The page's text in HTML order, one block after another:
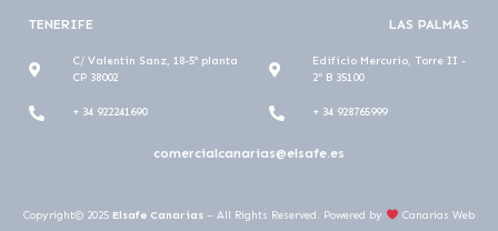
TENERIFE
C/ Valentin Sanz, 18-5ª planta
CP 38002
+ 34 922241690
LAS PALMAS
Edificio Mercurio, Torre II -
2º B 35100
+ 34 928765999
comercialcanarias@elsafe.es
Copyright© 2025 Elsafe Canarias – All Rights Reserved. Powered by Canarias Web